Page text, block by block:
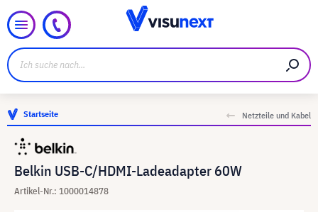
Startseite Netzteile und Kabel
Belkin USB-C/HDMI-Ladeadapter 60W
Artikel-Nr.: 1000014878